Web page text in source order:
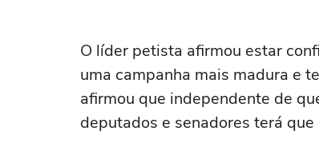
O líder petista afirmou estar
uma campanha mais madura e
afirmou que independente de
deputados e senadores terá